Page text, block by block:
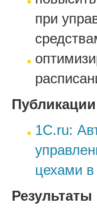
при
1С.ru:
цехами
Результаты